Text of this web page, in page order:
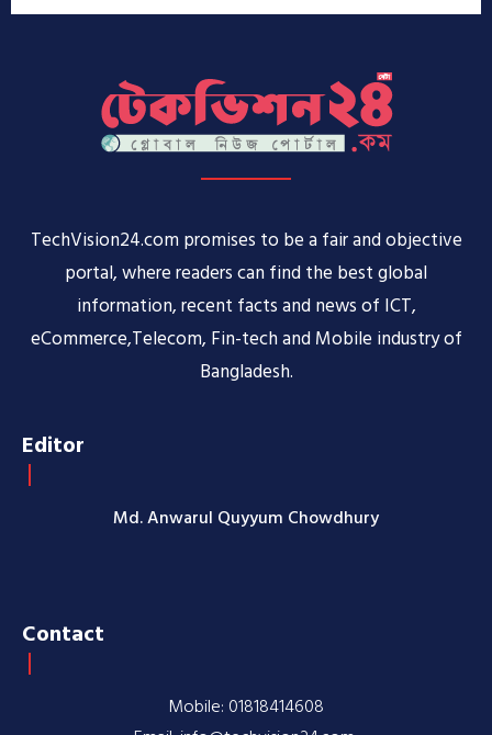
TechVision24.com promises to be a fair and objective
portal, where readers can find the best global
information, recent facts and news of ICT,
eCommerce,Telecom, Fin-tech and Mobile industry of
Bangladesh.
Editor
Md. Anwarul Quyyum Chowdhury
Contact
Mobile: 01818414608